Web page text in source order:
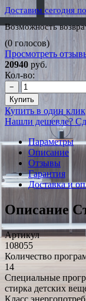
Доставим сегодня
Возможность
(0 голосов)
Просмотреть
20940 руб.
Кол-во:
−
Купить
Купить в один клик
Нашли дешевле?
Параметры
Описание
Отзывы
Гарантия
Доставка и
Описание
Артикул
108055
Количество
14
Специальные
стирка детских
Класс